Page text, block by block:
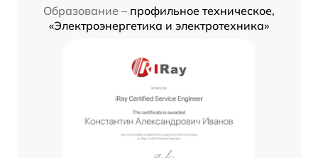
Образование – профильное техническое,
«Электроэнергетика и электротехника»